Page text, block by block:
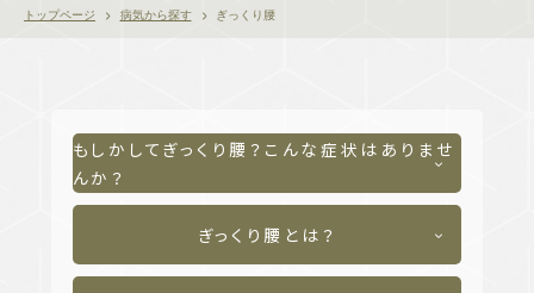
トップページ 病気から探す ぎっくり腰
もしかしてぎっくり腰？こんな症状はありませ
んか？
ぎっくり腰とは？